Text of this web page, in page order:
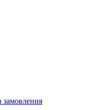
замовлення